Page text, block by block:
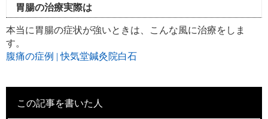
胃腸の治療実際は
本当に胃腸の症状が強いときは、こんな風に治療をしま
す。
腹痛の症例 | 快気堂鍼灸院白石
この記事を書いた人